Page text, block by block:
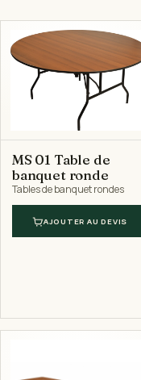
MS 01 Table de
banquet ronde
Tables de banquet rondes
AJOUTER AU DEVIS